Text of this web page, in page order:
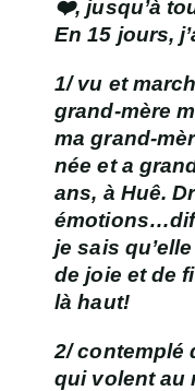
❤️, jusqu’à
En 15 jours,
1/vu et
grand-mère
ma grand-
née et a
ans, à Huê.
je sais
de joie et de
là haut!
2/ contemplé
qui volent au